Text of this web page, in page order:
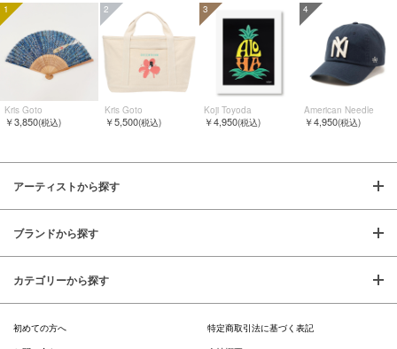
1
Kris Goto
￥3,850(税込)
2
Kris Goto
￥5,500(税込)
3
Koji Toyoda
￥4,950(税込)
4
American Needle
￥4,950(税込)
アーティストから探す
ブランドから探す
カテゴリーから探す
初めての方へ
特定商取引法に基づく表記